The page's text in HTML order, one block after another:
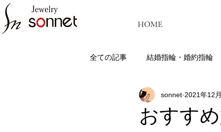
HOME
全ての記事 結婚指輪・婚約指輪
ジュエリーソネット熊本：結婚
おすす
sonnet 2021年12